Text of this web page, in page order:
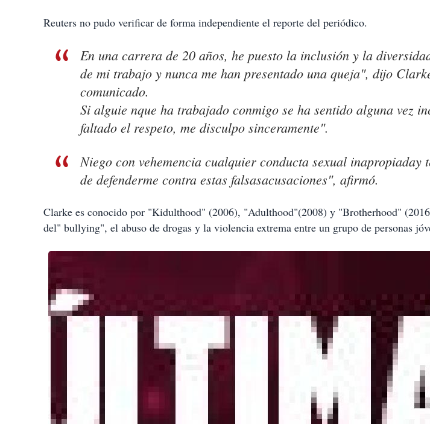
Reuters no pudo verificar de forma independiente el reporte del periódico.
En una carrera de 20 años, he puesto la inclusión y la
de mi trabajo y nunca me han presentado una queja", dijo
comunicado.
Si alguie nque ha trabajado conmigo se ha sentido alguna vez
faltado el respeto, me disculpo sinceramente".
Niego con vehemencia cualquier conducta sexual inapropiaday
de defenderme contra estas falsasacusaciones", afirmó.
Clarke es conocido por "Kidulthood" (2006), "Adulthood"(2008) y "Brotherhood"
del" bullying", el abuso de drogas y la violencia extrema entre un grupo de personas